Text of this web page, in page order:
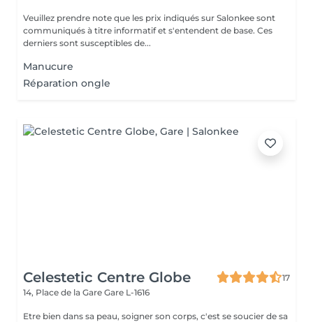
Veuillez prendre note que les prix indiqués sur Salonkee sont
communiqués à titre informatif et s'entendent de base. Ces
derniers sont susceptibles de...
Manucure
Réparation ongle
Celestetic Centre Globe
17
14, Place de la Gare Gare L-1616
Etre bien dans sa peau, soigner son corps, c'est se soucier de sa